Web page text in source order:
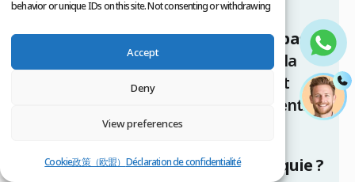
behavior or unique IDs on this site. Not consenting or withdrawing
Accept
Deny
View preferences
Cookie政策（欧盟） Déclaration de confidentialité
Que se passe-t-il si je ne suis pas
satisfait à 12 mois ?
Obtenez la
politique de retouche par écrit
avant d’effectuer tout paiement.
ministère de la Santé de Turquie ?